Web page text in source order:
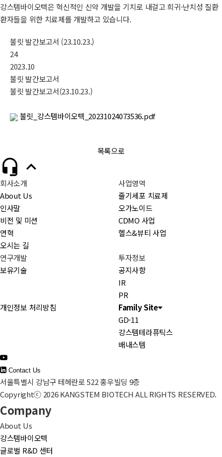
강스템바이오텍은 혁신적인 신약 개발을 기치로 내걸고 희귀·난치성 질환
환자들을 위한 치료제를 개발하고 있습니다.
불릿 발간보고서 (23.10.23.)
24
2023.10
불릿 발간보고서
불릿 발간보고서(23.10.23.)
불릿_강스템바이오텍_20231024073536.pdf
목록으로
 
회사소개
About Us
인사말
비전 및 미션
연혁
오시는 길
사업영역
줄기세포 치료제
오가노이드
CDMO 사업
헬스&뷰티 사업
연구개발
보유기술
투자정보
공지사항
IR
PR
개인정보 처리방침
Family Site
GD-11
강스템테라퓨틱스
배내스템
Contact Us
서울특별시 강남구 테헤란로 522 홍우빌딩 9층
Copyrightⓒ 2026 KANGSTEM BIOTECH ALL RIGHTS RESERVED.
Company
About Us
강스템바이오텍
글로벌 R&D 센터